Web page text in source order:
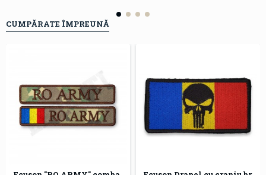
CUMPĂRATE ÎMPREUNĂ